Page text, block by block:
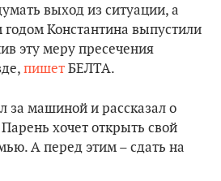
выход из ситуации, а
Константина выпустили
эту меру пресечения
пишет БЕЛТА.
за машиной и рассказал о
хочет открыть свой
А перед этим – сдать на